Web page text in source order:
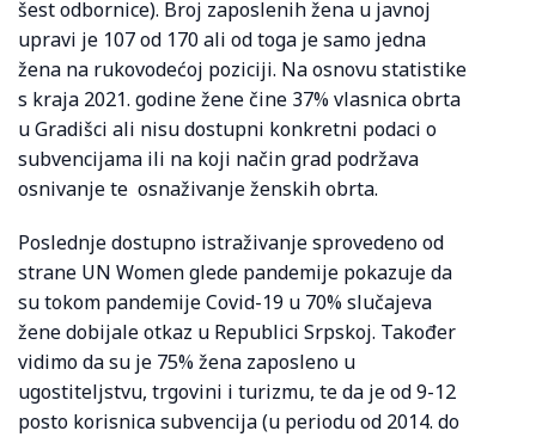
šest odbornice). Broj zaposlenih žena u javnoj
upravi je 107 od 170 ali od toga je samo jedna
žena na rukovodećoj poziciji. Na osnovu statistike
s kraja 2021. godine žene čine 37% vlasnica obrta
u Gradišci ali nisu dostupni konkretni podaci o
subvencijama ili na koji način grad podržava
osnivanje te osnaživanje ženskih obrta.
Poslednje dostupno istraživanje sprovedeno od
strane UN Women glede pandemije pokazuje da
su tokom pandemije Covid-19 u 70% slučajeva
žene dobijale otkaz u Republici Srpskoj. Također
vidimo da su je 75% žena zaposleno u
ugostiteljstvu, trgovini i turizmu, te da je od 9-12
posto korisnica subvencija (u periodu od 2014. do